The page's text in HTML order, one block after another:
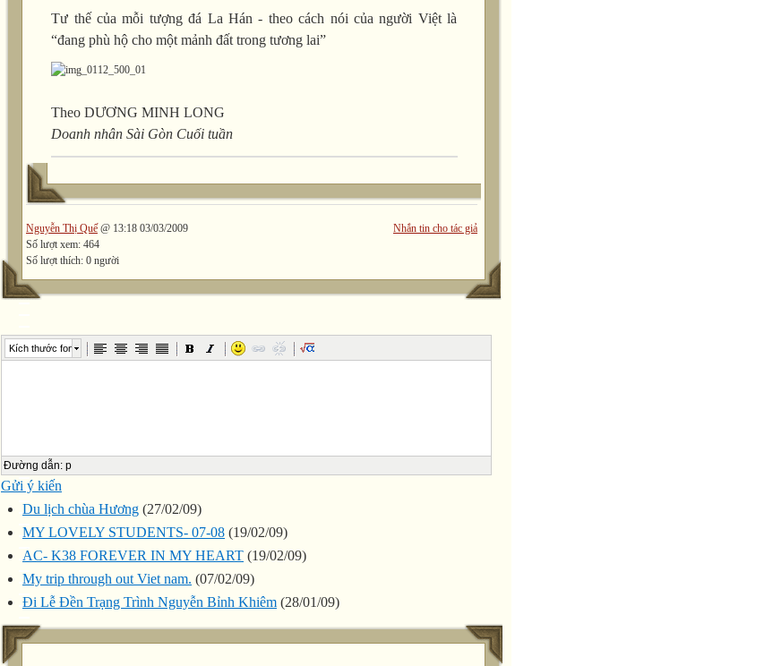
Tư thế của mỗi tượng đá La Hán - theo cách nói của người Việt là
“đang phù hộ cho một mảnh đất trong tương lai”
Theo DƯƠNG MINH LONG
Doanh nhân Sài Gòn Cuối tuần
Nhắn tin cho tác giả
Nguyễn Thị Quế @ 13:18 03/03/2009
Số lượt xem: 464
Số lượt thích: 0 người
Kích thước font
Đường dẫn: p
Gửi ý kiến
Du lịch chùa Hương (27/02/09)
MY LOVELY STUDENTS- 07-08 (19/02/09)
AC- K38 FOREVER IN MY HEART (19/02/09)
My trip through out Viet nam. (07/02/09)
Đi Lễ Đền Trạng Trình Nguyễn Bỉnh Khiêm (28/01/09)